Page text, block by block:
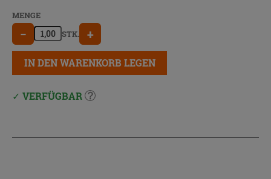
MENGE
− STK. +
IN DEN WARENKORB LEGEN
VERFÜGBAR